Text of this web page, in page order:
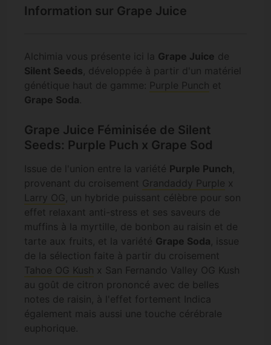
Information sur Grape Juice
Alchimia vous présente ici la Grape Juice de
Silent Seeds , développée à partir d'un matériel
génétique haut de gamme: Purple Punch et
Grape Soda
Grape Juice Féminisée de Silent
Seeds: Purple Puch x Grape Sod
Issue de l'union entre la variété Purple Punch
provenant du croisement Grandaddy Purple x
Larry OG , un hybride puissant célèbre pour son
effet relaxant anti-stress et ses saveurs de
muffins à la myrtille, de bonbon au raisin et de
tarte aux fruits, et la variété Grape Soda , issue
de la sélection faite à partir du croisement
Tahoe OG Kush x San Fernando Valley OG Kush
au goût de citron prononcé avec de belles
notes de raisin, à l'effet fortement Indica
également mais aussi une touche cérébrale
euphorique.